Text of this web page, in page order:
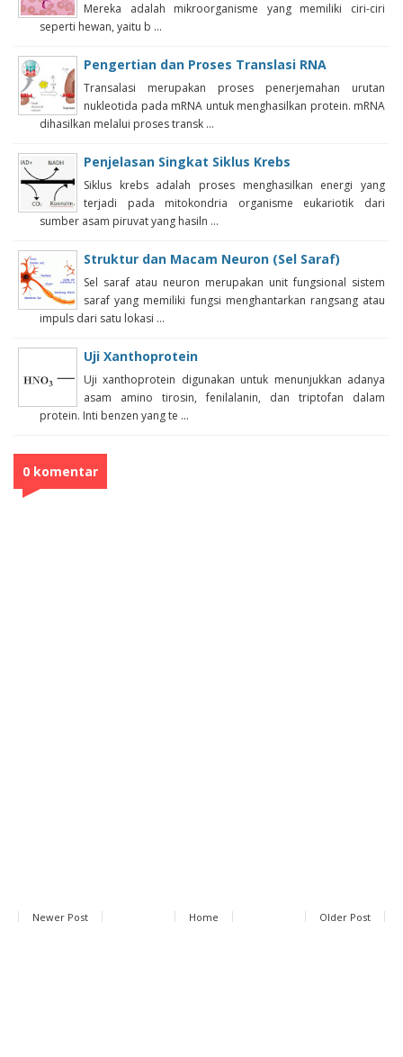
Mereka adalah mikroorganisme yang memiliki ciri-ciri
seperti hewan, yaitu b ...
Pengertian dan Proses Translasi RNA
Transalasi merupakan proses penerjemahan urutan
nukleotida pada mRNA untuk menghasilkan protein. mRNA
dihasilkan melalui proses transk ...
Penjelasan Singkat Siklus Krebs
Siklus krebs adalah proses menghasilkan energi yang
terjadi pada mitokondria organisme eukariotik dari
sumber asam piruvat yang hasiln ...
Struktur dan Macam Neuron (Sel Saraf)
Sel saraf atau neuron merupakan unit fungsional sistem
saraf yang memiliki fungsi menghantarkan rangsang atau
impuls dari satu lokasi ...
Uji Xanthoprotein
Uji xanthoprotein digunakan untuk menunjukkan adanya
asam amino tirosin, fenilalanin, dan triptofan dalam
protein. Inti benzen yang te ...
0 komentar
Newer Post Older Post
Home